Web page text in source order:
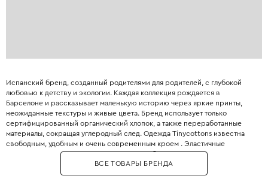
Испанский бренд, созданный родителями для родителей, с глубокой
любовью к детству и экологии. Каждая коллекция рождается в
Барселоне и рассказывает маленькую историю через яркие принты,
неожиданные текстуры и живые цвета. Бренд использует только
сертифицированный органический хлопок, а также переработанные
материалы, сокращая углеродный след. Одежда Tinycottons известна
свободным, удобным и очень современным кроем . Эластичные
манжеты, мягкие резинки и плоские швы обеспечивают максимальную
свободу движений для игр и сна. Принты являются визитной карточкой
бренда: забавные животные, абстрактные узоры, коллаборации с
ВСЕ ТОВАРЫ БРЕНДА